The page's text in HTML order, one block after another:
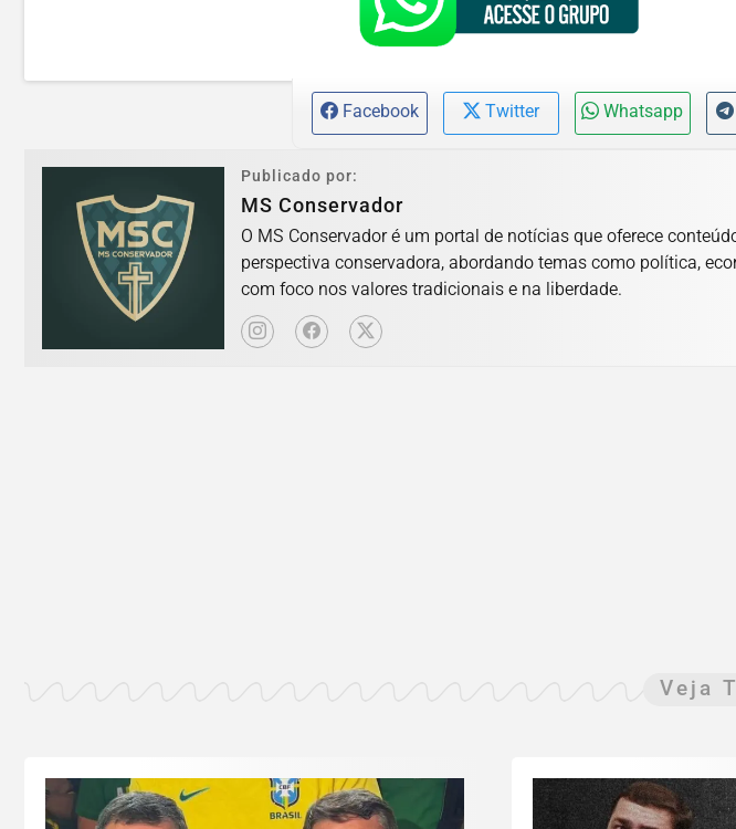
Facebook Twitter Whatsapp
Publicado por:
MS Conservador
O MS Conservador é um portal de notícias que oferece
perspectiva conservadora, abordando temas como política,
com foco nos valores tradicionais e na liberdade.
Veja